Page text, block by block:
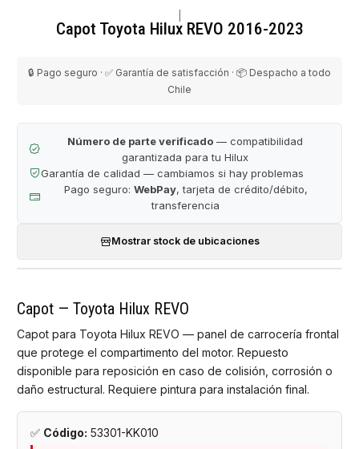
Capot Toyota Hilux REVO 2016-2023
🔒 Pago seguro · ✅ Garantía de satisfacción · 📦 Despacho a todo
Chile
Número de parte verificado — compatibilidad
garantizada para tu Hilux
Garantía de calidad — cambiamos si hay problemas
Pago seguro: WebPay, tarjeta de crédito/débito,
transferencia
Mostrar stock de ubicaciones
Capot — Toyota Hilux REVO
Capot para Toyota Hilux REVO — panel de carrocería frontal
que protege el compartimento del motor. Repuesto
disponible para reposición en caso de colisión, corrosión o
daño estructural. Requiere pintura para instalación final.
✅ Código: 53301-KK010